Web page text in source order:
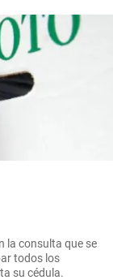
la consulta que se
todos los
su cédula.